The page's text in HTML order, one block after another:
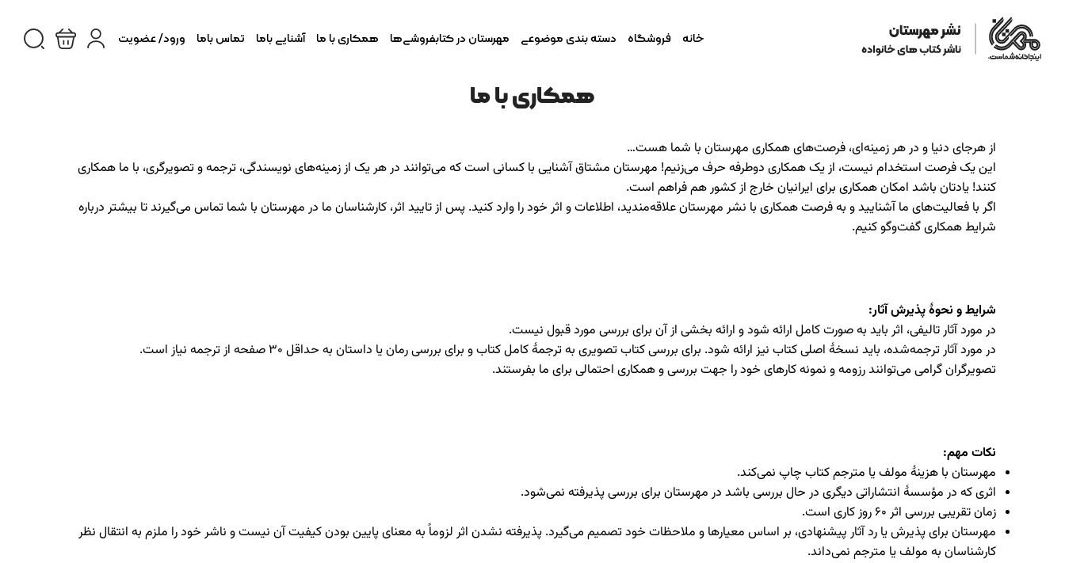
خانه فروشگاه دسته بندی موضوعی مهرستان در کتابفروشی‌ها همکاری با ما آشنایی باما تماس باما ورود/ عضویت
همکاری با ما
از هرجای دنیا و در هر زمینه‌ای، فرصت‌های همکاری مهرستان با شما هست…
این یک فرصت استخدام نیست، از یک همکاری دوطرفه حرف می‌زنیم! مهرستان مشتاق آشنایی با کسانی است که می‌توانند در هر یک از زمینه‌های نویسندگی، ترجمه و تصویرگری، با ما همکاری
کنند! یادتان باشد امکان همکاری برای ایرانیان خارج از کشور هم فراهم است.
اگر با فعالیت‌های ما آشنایید و به فرصت همکاری با نشر مهرستان علاقه‌مندید، اطلاعات و اثر خود را وارد کنید. پس از تایید اثر، کارشناسان ما در مهرستان با شما تماس می‌گیرند تا بیشتر درباره
شرایط همکاری گفت‌وگو کنیم.
شرایط و نحوۀ پذیرش آثار:
در مورد آثار تالیفی، اثر باید به صورت کامل ارائه شود و ارائه بخشی از آن برای بررسی مورد قبول نیست.
در مورد آثار ترجمه‌شده، باید نسخۀ اصلی کتاب نیز ارائه شود. برای بررسی کتاب تصویری به ترجمۀ کامل کتاب و برای بررسی رمان یا داستان به حداقل ۳۰ صفحه از ترجمه نیاز است.
تصویرگران گرامی می‌توانند رزومه و نمونه کارهای خود را جهت بررسی و همکاری احتمالی برای ما بفرستند.
نکات مهم:
مهرستان با هزینۀ مولف یا مترجم کتاب چاپ نمی‌کند.
اثری که در مؤسسۀ انتشاراتی دیگری در حال بررسی باشد در مهرستان برای بررسی پذیرفته نمی‌شود.
زمان تقریبی بررسی اثر ۶۰ روز کاری است.
مهرستان برای پذیرش یا رد آثار پیشنهادی، بر اساس معیارها و ملاحظات خود تصمیم می‌گیرد. پذیرفته نشدن اثر لزوماً به معنای پایین بودن کیفیت آن نیست و ناشر خود را ملزم به انتقال نظر
کارشناسان به مولف یا مترجم نمی‌داند.